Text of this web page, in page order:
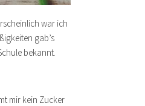
war ich
gab’s
bekannt.
mir kein Zucker